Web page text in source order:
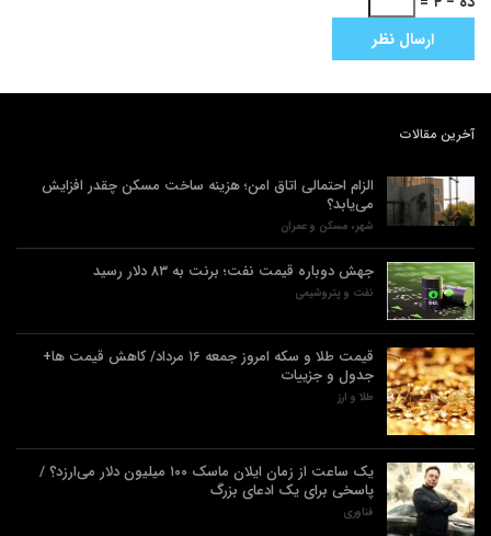
آخرین مقالات
الزام احتمالی اتاق امن؛ هزینه ساخت مسکن چقدر افزایش
می‌یابد؟
شهر، مسکن و عمران
جهش دوباره قیمت نفت؛ برنت به ۸۳ دلار رسید
نفت و پتروشیمی
قیمت طلا و سکه امروز جمعه ۱۶ مرداد/ کاهش قیمت ها+
جدول و جزییات
طلا و ارز
یک ساعت از زمان ایلان ماسک ۱۰۰ میلیون دلار می‌ارزد؟ /
پاسخی برای یک ادعای بزرگ
فناوری